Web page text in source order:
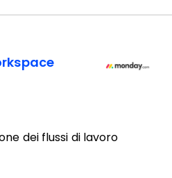
dei flussi di lavoro